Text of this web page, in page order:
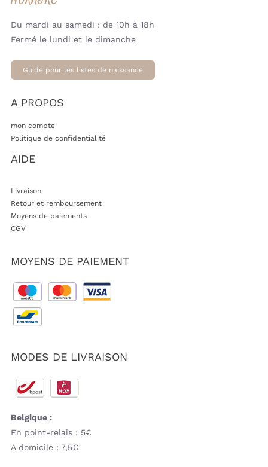
Du mardi au samedi : de 10h à 18h
Fermé le lundi et le dimanche
Guide pour les listes de naissance
A PROPOS
mon compte
Politique de confidentialité
AIDE
Livraison
Retour et remboursement
Moyens de paiements
CGV
MOYENS DE PAIEMENT
MODES DE LIVRAISON
Belgique :
En point-relais : 5€
A domicile : 7,5€